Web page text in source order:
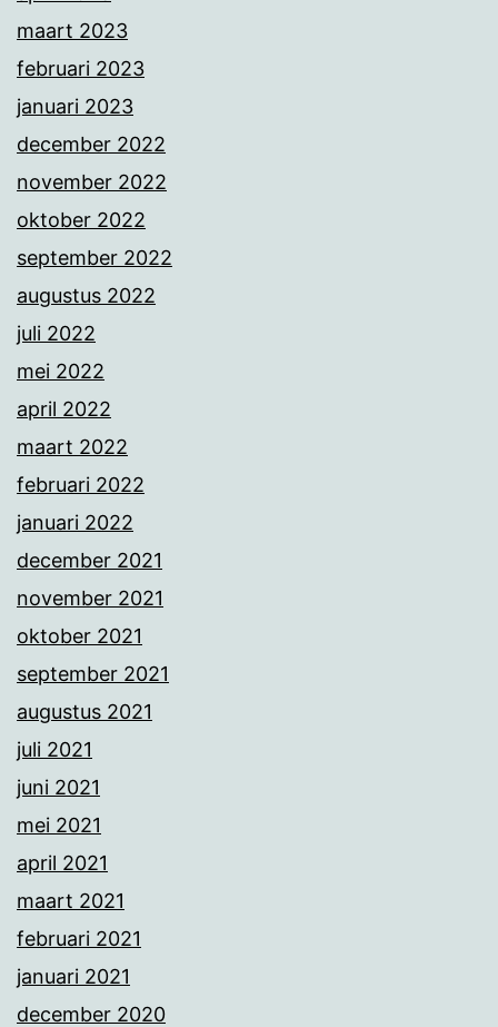
maart 2023
februari 2023
januari 2023
december 2022
november 2022
oktober 2022
september 2022
augustus 2022
juli 2022
mei 2022
april 2022
maart 2022
februari 2022
januari 2022
december 2021
november 2021
oktober 2021
september 2021
augustus 2021
juli 2021
juni 2021
mei 2021
april 2021
maart 2021
februari 2021
januari 2021
december 2020